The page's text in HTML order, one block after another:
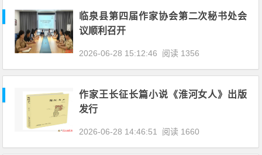
临泉县第四届作家协会第二次秘书处会
议顺利召开
2026-06-28 15:12:46 阅读 1356
作家王长征长篇小说《淮河女人》出版
发行
2026-06-28 14:46:51 阅读 1660